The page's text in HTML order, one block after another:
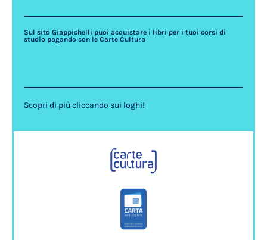
Sul sito Giappichelli puoi acquistare i libri per i tuoi corsi di
studio pagando con le Carte Cultura
Scopri di più cliccando sui loghi!